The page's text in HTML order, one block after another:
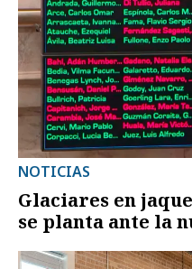
NOTICIAS
Glaciares en
se planta ante la